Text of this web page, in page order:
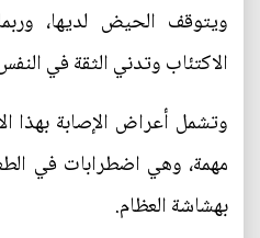
ويتوقف الحيض لديها،
الاكتئاب وتدني الثقة في
مهمة، وهي اضطرابات في
بهشاشة العظام.